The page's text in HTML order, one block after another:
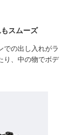
スムーズ
での出し入れがラ
り、中の物でボデ